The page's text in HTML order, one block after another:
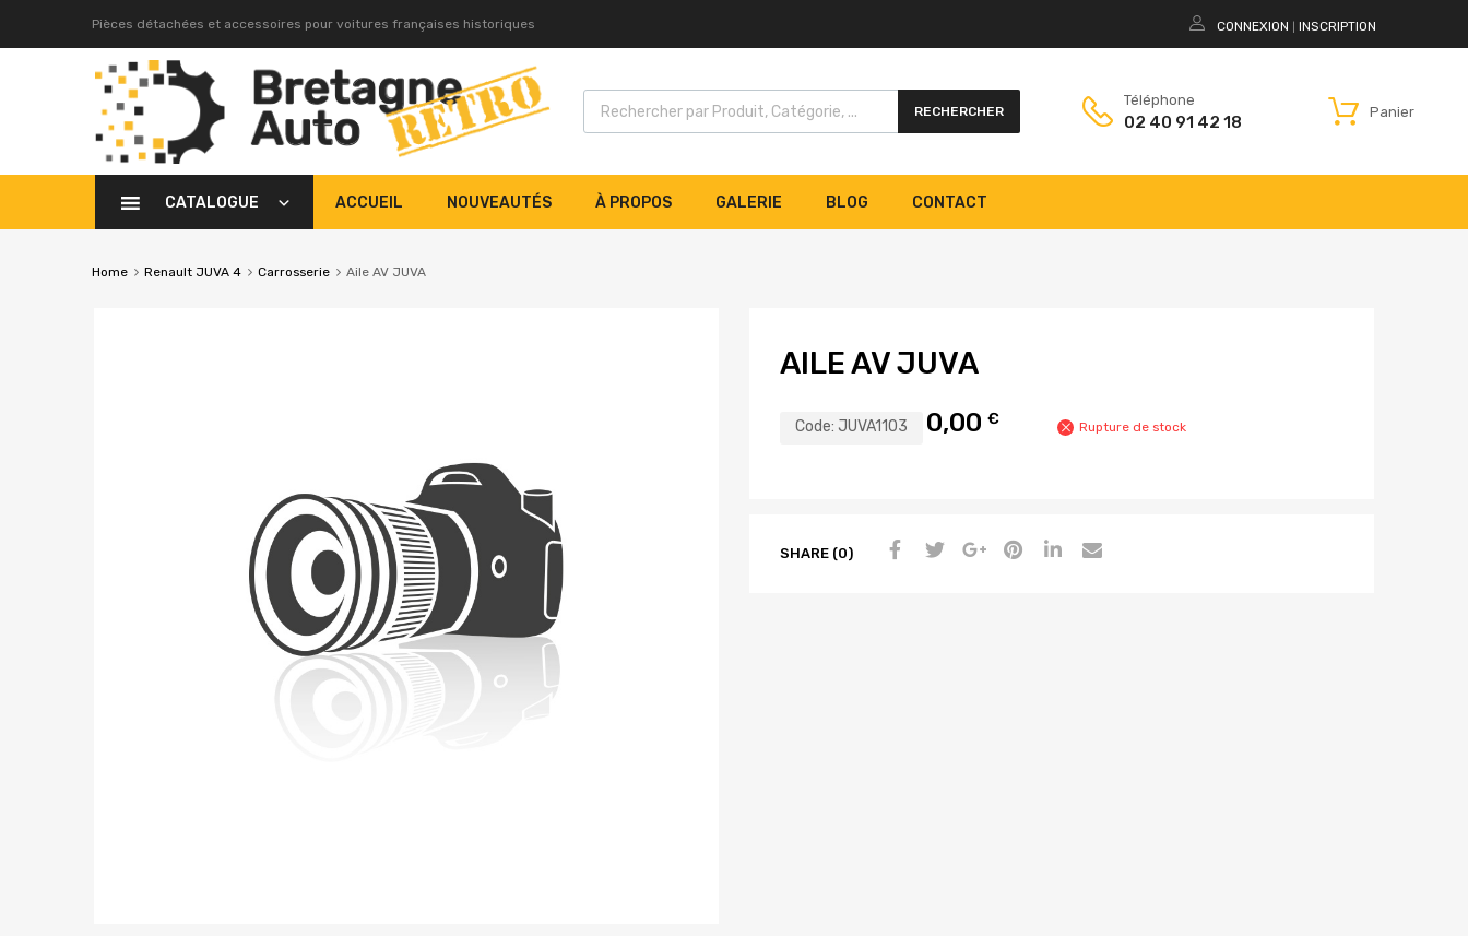
Pièces détachées et accessoires pour voitures françaises historiques CONNEXION INSCRIPTION
RECHERCHER
Téléphone
02 40 91 42 18
Panier
CATALOGUE ACCUEIL NOUVEAUTÉS À PROPOS GALERIE BLOG CONTACT
Home Renault JUVA 4 Carrosserie Aile AV JUVA
AILE AV JUVA
Code: JUVA1103 0,00 € Rupture de stock
SHARE (0)